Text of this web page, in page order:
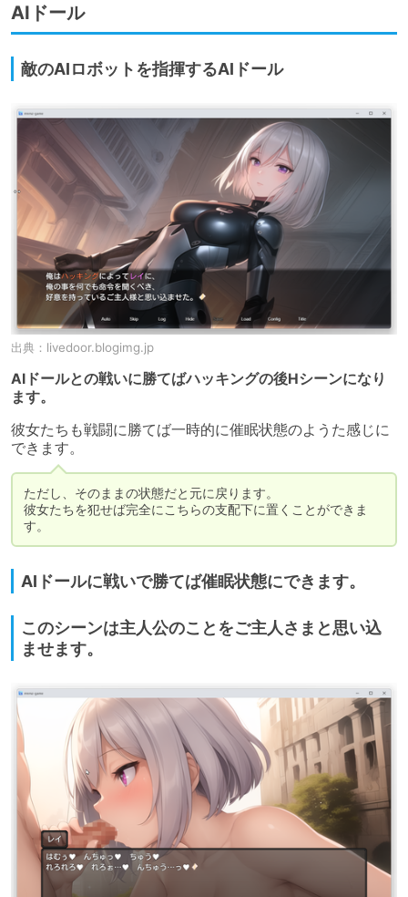
AIドール
敵のAIロボットを指揮するAIドール
出典： livedoor.blogimg.jp
AIドールとの戦いに勝てばハッキングの後Hシーンになり
ます。
彼女たちも戦闘に勝てば一時的に催眠状態のようた感じに
ただし、そのままの状態だと元に戻ります。
彼女たちを犯せば完全にこちらの支配下に置くことができま
す。
AIドールに戦いで勝てば催眠状態にできます。
このシーンは主人公のことをご主人さまと思い込
ませます。